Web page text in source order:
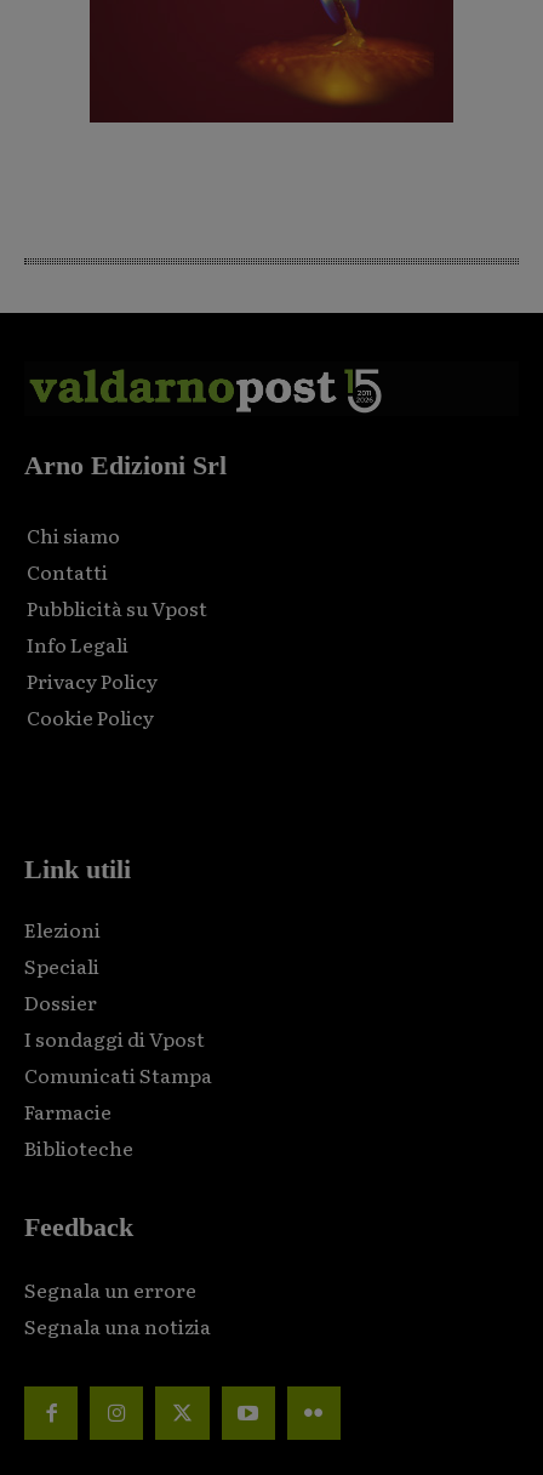
Arno Edizioni Srl
Chi siamo
Contatti
Pubblicità su Vpost
Info Legali
Privacy Policy
Cookie Policy
Link utili
Elezioni
Speciali
Dossier
I sondaggi di Vpost
Comunicati Stampa
Farmacie
Biblioteche
Feedback
Segnala un errore
Segnala una notizia